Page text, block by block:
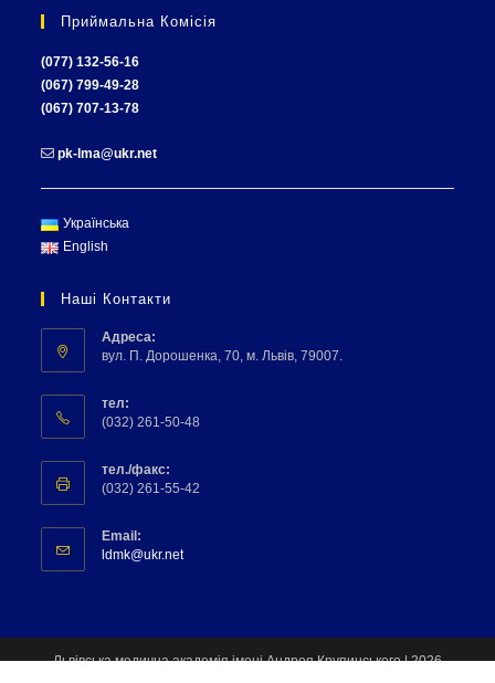
Приймальна Комісія
(077) 132-56-16
(067) 799-49-28
(067) 707-13-78
pk-lma@ukr.net
Українська
English
Наші Контакти
Адреса:
вул. П. Дорошенка, 70, м. Львів, 79007.
тел:
(032) 261-50-48
тел./факс:
(032) 261-55-42
Email:
ldmk@ukr.net
Львівська медична академія імені Андрея Крупинського | 2026